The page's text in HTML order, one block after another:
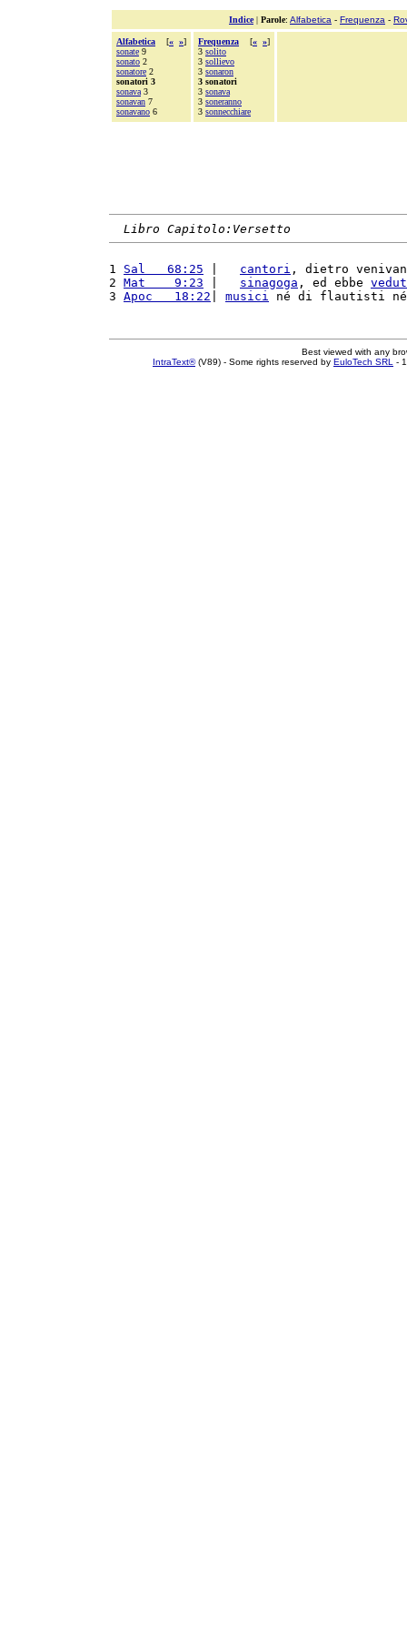
Indice| Parole: Alfabetica - Frequenza -
Alfabetica [« »]
sonate 9
sonato 2
sonatore 2
sonatori 3
sonava 3
sonavan 7
sonavano 6
Frequenza [« »]
3 solito
3 sollievo
3 sonaron
3 sonatori
3 sonava
3 soneranno
3 sonnecchiare
Libro Capitolo:Versetto
1 Sal   68:25 cantori , dietro
2 Mat    9:23 sinagoga , ed ebbe
3 Apoc   18:22 musici né di flautisti
Best viewed with any
IntraText®(V89) - Some rights reserved by EuloTech SRL -